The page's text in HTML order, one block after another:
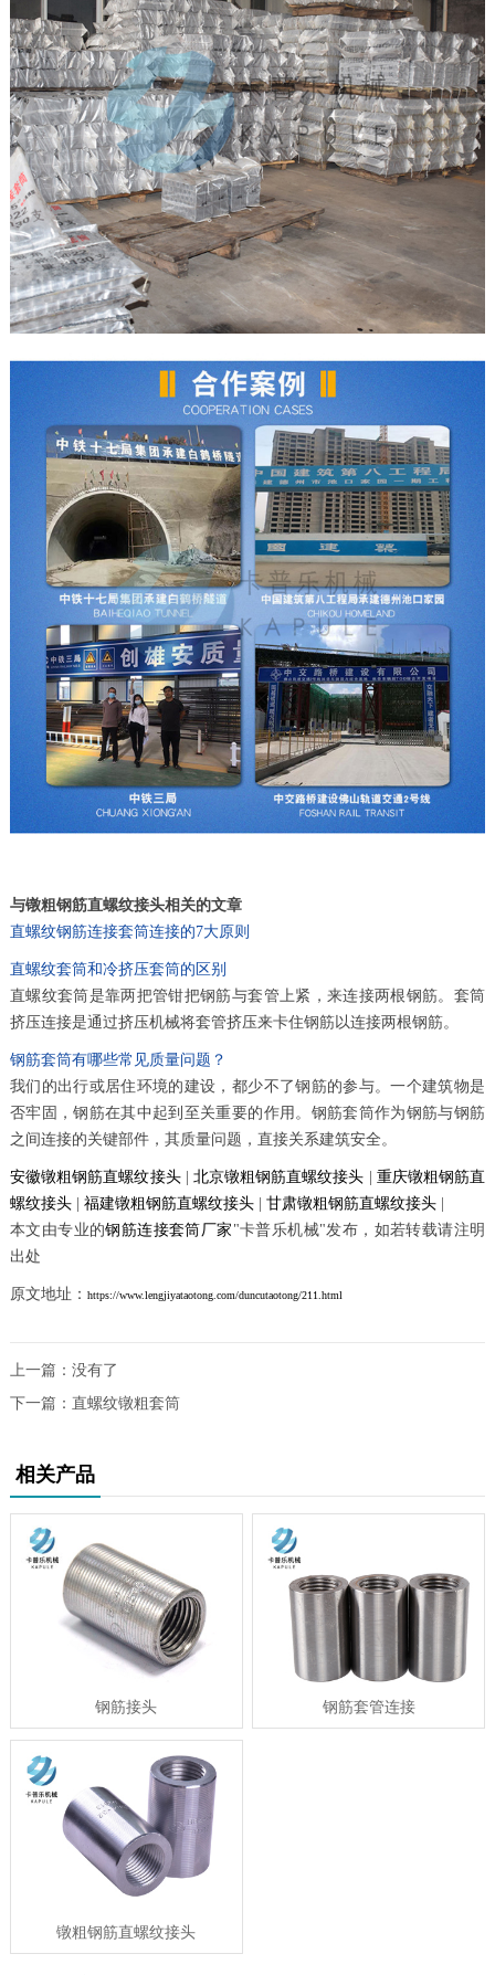
与镦粗钢筋直螺纹接头相关的文章
直螺纹钢筋连接套筒连接的7大原则
直螺纹套筒和冷挤压套筒的区别
直螺纹套筒是靠两把管钳把钢筋与套管上紧，来连接两根钢筋。套筒
挤压连接是通过挤压机械将套管挤压来卡住钢筋以连接两根钢筋。
钢筋套筒有哪些常见质量问题？
我们的出行或居住环境的建设，都少不了钢筋的参与。一个建筑物是
否牢固，钢筋在其中起到至关重要的作用。钢筋套筒作为钢筋与钢筋
之间连接的关键部件，其质量问题，直接关系建筑安全。
安徽镦粗钢筋直螺纹接头| 北京镦粗钢筋直螺纹接头
重庆镦粗钢筋直
螺纹接头| 福建镦粗钢筋直螺纹接头| 甘肃镦粗钢筋直螺纹接头|
本文由专业的钢筋连接套筒厂家 "卡普乐机械"发布，如若转载请注明
出处
原文地址： https://www.lengjiyataotong.com/duncutaotong/211.html
上一篇：没有了
下一篇： 直螺纹镦粗套筒
相关产品
钢筋接头 钢筋套管连接
镦粗钢筋直螺纹接头